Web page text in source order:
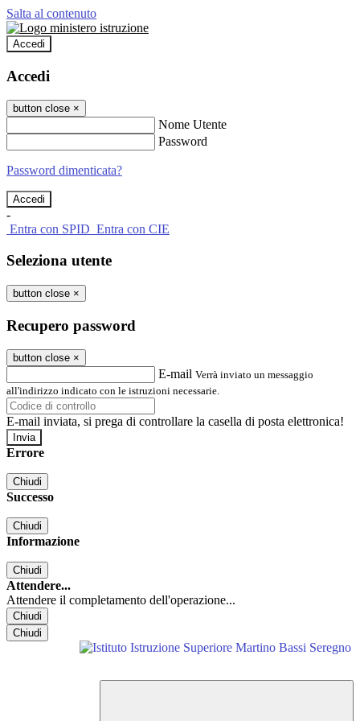
Salta al contenuto
Accedi
Accedi
button close ×
Nome Utente
Password
Password dimenticata?
-
Entra con SPID Entra con CIE
Seleziona utente
button close ×
Recupero password
button close ×
E-mail Verrà inviato un messaggio
all'indirizzo indicato con le istruzioni necessarie.
E-mail inviata, si prega di controllare la casella di posta elettronica!
Errore
Chiudi
Successo
Chiudi
Informazione
Chiudi
Attendere...
Attendere il completamento dell'operazione...
Chiudi
Chiudi